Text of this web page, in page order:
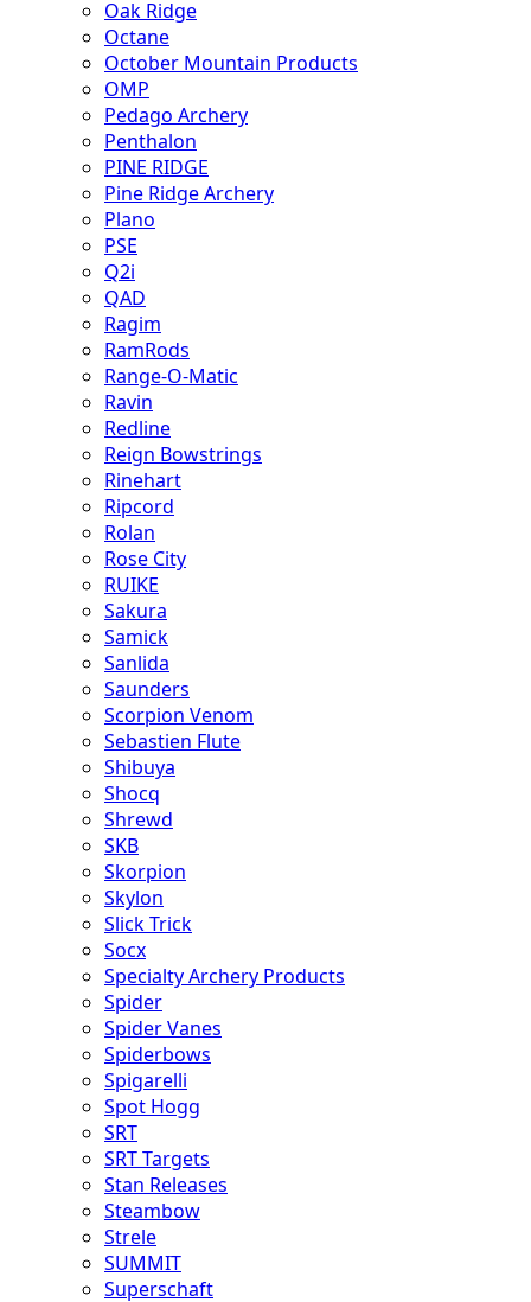
Oak Ridge
Octane
October Mountain Products
OMP
Pedago Archery
Penthalon
PINE RIDGE
Pine Ridge Archery
Plano
PSE
Q2i
QAD
Ragim
RamRods
Range-O-Matic
Ravin
Redline
Reign Bowstrings
Rinehart
Ripcord
Rolan
Rose City
RUIKE
Sakura
Samick
Sanlida
Saunders
Scorpion Venom
Sebastien Flute
Shibuya
Shocq
Shrewd
SKB
Skorpion
Skylon
Slick Trick
Socx
Specialty Archery Products
Spider
Spider Vanes
Spiderbows
Spigarelli
Spot Hogg
SRT
SRT Targets
Stan Releases
Steambow
Strele
SUMMIT
Superschaft